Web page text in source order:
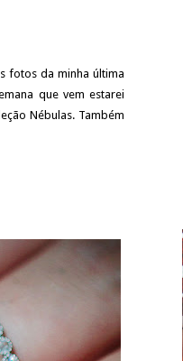
fotos da minha última
que vem estarei
Nébulas. Também